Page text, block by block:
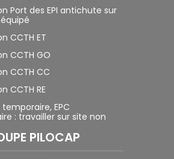
Port des EPI antichute sur
CCTH ET
CCTH GO
CCTH CC
CCTH RE
EPC
: travailler sur site non
PILOCAP